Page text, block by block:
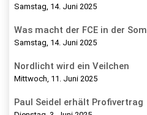
Samstag, 14. Juni 2025
Was macht der FCE in der
Samstag, 14. Juni 2025
Nordlicht wird ein Veilchen
Mittwoch, 11. Juni 2025
Paul Seidel erhält Profivertrag